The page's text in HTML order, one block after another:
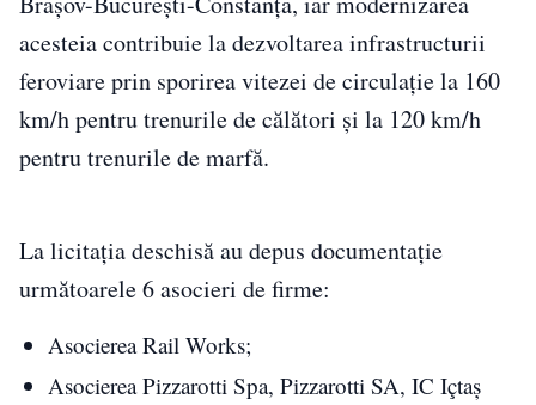
acesteia contribuie la dezvoltarea infrastructurii
feroviare prin sporirea vitezei de circulaţie la 160
km/h pentru trenurile de călători şi la 120 km/h
pentru trenurile de marfă.
La licitaţia deschisă au depus documentaţie
următoarele 6 asocieri de firme:
Asocierea Rail Works;
Asocierea Pizzarotti Spa, Pizzarotti SA, IC Içtaș